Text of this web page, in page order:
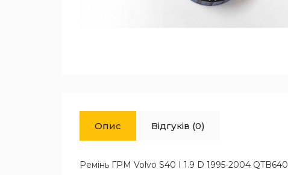
Опис Відгуків (0)
Ремінь ГРМ Volvo S40 I 1.9 D 1995-2004 QTB640